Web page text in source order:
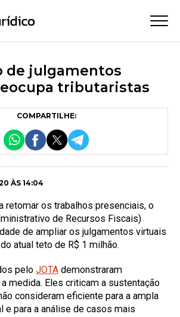
de julgamentos
tributaristas
COMPARTILHE:
ÀS 14:04
retomar os trabalhos presenciais, o
de Recursos Fiscais)
de ampliar os julgamentos virtuais
atual teto de R$ 1 milhão.
pelo JOTA demonstraram
medida. Eles criticam a sustentação
consideram eficiente para a ampla
e para a análise de casos mais